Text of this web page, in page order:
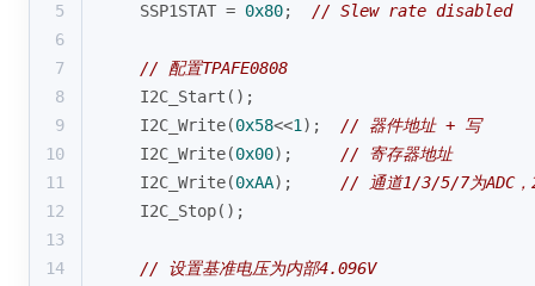
5
    SSP1STAT =
0x80; // Slew rate disabled
6
7
// 配置TPAFE0808
8
    I2C_Start();
9
    I2C_Write(
0x58<<1 ); // 器件地址 + 写
10
    I2C_Write(
0x00); // 寄存器地址
11
    I2C_Write(
0xAA); // 通道1/3/5/7为ADC，
12
    I2C_Stop();
13
14
// 设置基准电压为内部4.096V